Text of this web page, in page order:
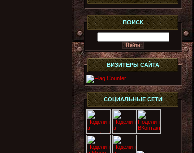
ПОИСК
ВИЗИТЁРЫ САЙТА
СОЦИАЛЬНЫЕ СЕТИ